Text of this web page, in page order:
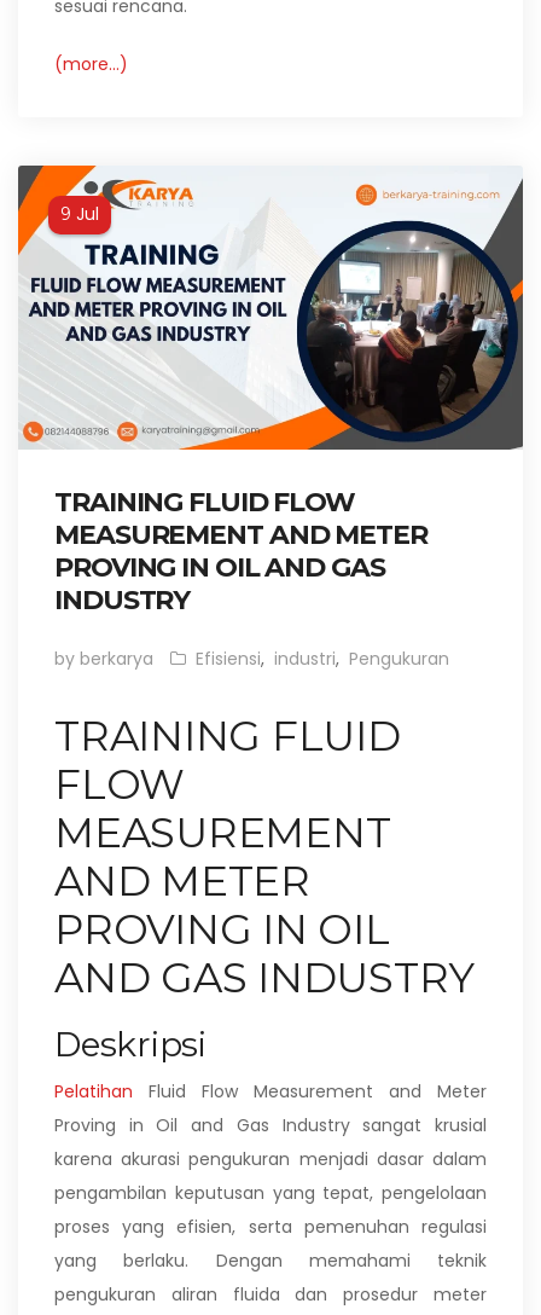
sesuai rencana.
(more…)
9 Jul
TRAINING FLUID FLOW
MEASUREMENT AND METER
PROVING IN OIL AND GAS
INDUSTRY
by berkarya Efisiensi, industri, Pengukuran
TRAINING FLUID
FLOW
MEASUREMENT
AND METER
PROVING IN OIL
AND GAS INDUSTRY
Deskripsi
Pelatihan Fluid Flow Measurement and Meter
Proving in Oil and Gas Industry sangat krusial
karena akurasi pengukuran menjadi dasar dalam
pengambilan keputusan yang tepat, pengelolaan
proses yang efisien, serta pemenuhan regulasi
yang berlaku. Dengan memahami teknik
pengukuran aliran fluida dan prosedur meter